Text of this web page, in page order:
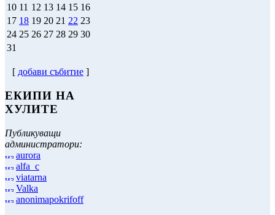
10 11 12 13 14 15 16
17 18 19 20 21 22 23
24 25 26 27 28 29 30
31
[ добави събитие ]
ЕКИПИ НА
ХУЛИТЕ
Публикуващи
администратори:
aurora
alfa_c
viatarna
Valka
anonimapokrifoff